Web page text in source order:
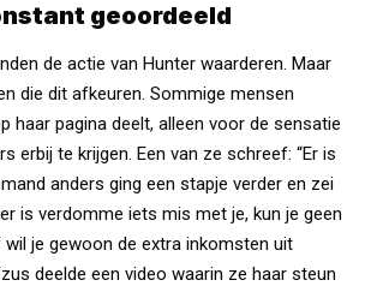
geoordeeld
de actie van Hunter waarderen. Maar
die dit afkeuren. Sommige mensen
haar pagina deelt, alleen voor de sensatie
erbij te krijgen. Een van ze schreef: “Er is
anders ging een stapje verder en zei
is verdomme iets mis met je, kun je geen
wil je gewoon de extra inkomsten uit
deelde een video waarin ze haar steun